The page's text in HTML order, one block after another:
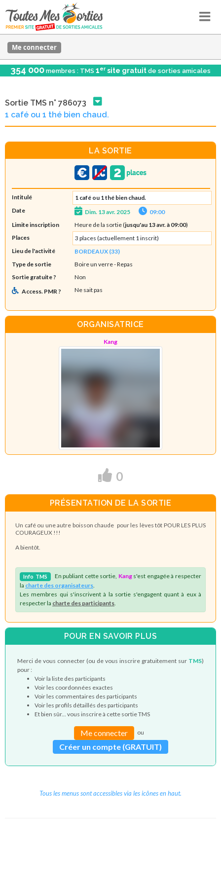
Me connecter
354 000 membres : TMS 1er site gratuit de sorties amicales
Sortie TMS n° 786073
1 café ou 1 thé bien chaud.
LA SORTIE
Intitulé
1 café ou 1 thé bien chaud.
Date
Dim. 13 avr. 2025
09:00
Limite inscription
Heure de la sortie (jusqu'au 13 avr. à 09:00)
Places
3 places (actuellement 1 inscrit)
Lieu de l'activité
BORDEAUX (33)
Type de sortie
Boire un verre- Repas
Sortie gratuite ?
Non
Access. PMR ?
Ne sait pas
ORGANISATRICE
Kang
0
PRÉSENTATION DE LA SORTIE
Un café ou une autre boisson chaude pour les lèves tôt POUR LES PLUS
COURAGEUX !!!
A bientôt.
Info TMS En publiant cette sortie, Kangs'est engagée à respecter
la charte des organisateurs
Les membres qui s'inscrivent à la sortie s'engagent quant à eux à
respecter la charte des participants
POUR EN SAVOIR PLUS
Merci de vous connecter (ou de vous inscrire gratuitement sur TMS)
pour :
Voir la liste des participants
Voir les coordonnées exactes
Voir les commentaires des participants
Voir les profils détaillés des participants
Et bien sûr... vous inscrire à cette sortie TMS
Me connecter ou
Créer un compte (GRATUIT)
Tous les menus sont accessibles via les icônes en haut.